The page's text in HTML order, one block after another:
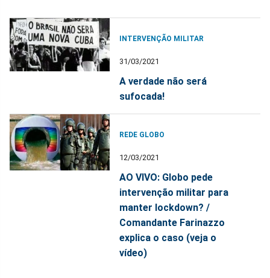
INTERVENÇÃO MILITAR
31/03/2021
A verdade não será
sufocada!
REDE GLOBO
12/03/2021
AO VIVO: Globo pede
intervenção militar para
manter lockdown? /
Comandante Farinazzo
explica o caso (veja o
vídeo)